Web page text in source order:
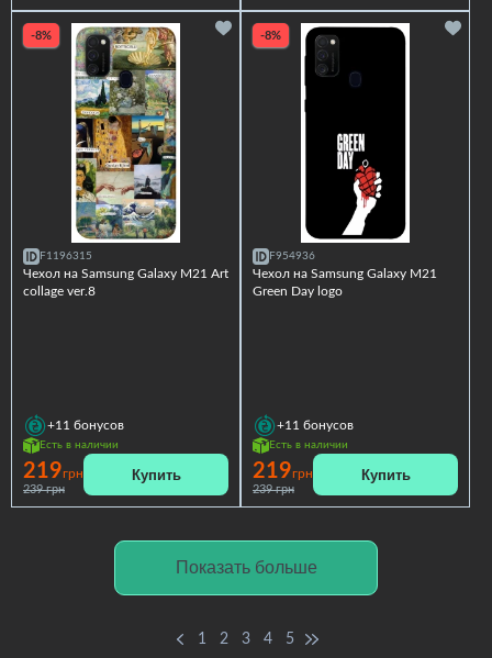
-8%
F1196315
Чехол на Samsung Galaxy M21 Art
collage ver.8
+11 бонусов
Есть в наличии
219грн
239 грн
Купить
-8%
F954936
Чехол на Samsung Galaxy M21
Green Day logo
+11 бонусов
Есть в наличии
219грн
239 грн
Купить
Показать больше
1 2 3 4 5